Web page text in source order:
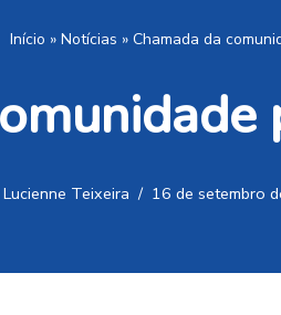
Início » Notícias » Chamada da
Lucienne Teixeira 16 de setembro